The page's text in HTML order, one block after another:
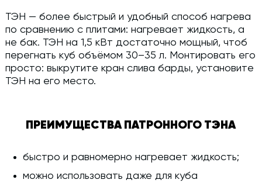
ТЭН — более быстрый и удобный способ нагрева
по сравнению с плитами: нагревает жидкость, а
не бак. ТЭН на 1,5 кВт достаточно мощный, чтоб
перегнать куб объёмом 30–35 л. Монтировать его
просто: выкрутите кран слива барды, установите
ТЭН на его место.
ПРЕИМУЩЕСТВА ПАТРОННОГО ТЭНА
быстро и равномерно нагревает жидкость;
можно использовать даже для куба